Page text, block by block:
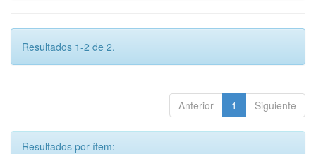
Resultados 1-2 de 2.
Anterior 1 Siguiente
Resultados por ítem: